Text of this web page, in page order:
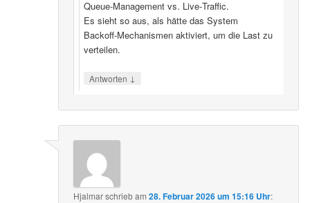
Queue‑Management vs. Live‑Traffic.
Es sieht so aus, als hätte das System
Backoff‑Mechanismen aktiviert, um die Last zu
verteilen.
Antworten ↓
Hjalmarschriebam28. Februar 2026 um 15:16 Uhr: